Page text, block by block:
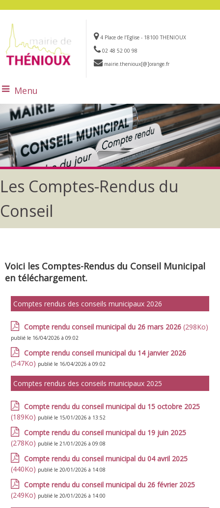
4 Place de l’Eglise - 18100 THENIOUX
02 48 52 00 98
mairie.thenioux[@]orange.fr
Menu
Les Comptes-Rendus du
Conseil
Voici les Comptes-Rendus du Conseil Municipal
en téléchargement.
Comptes rendus des conseils municipaux 2026
Compte rendu conseil municipal du 26 mars 2026 (298Ko)
publié le 16/04/2026 à 09:02
Compte rendu conseil municipal du 14 janvier 2026
(547Ko) publié le 16/04/2026 à 09:02
Comptes rendus des conseils municipaux 2025
Compte rendu du conseil municipal du 15 octobre 2025
(189Ko) publié le 15/01/2026 à 13:52
Compte rendu du conseil municipal du 19 juin 2025
(278Ko) publié le 21/01/2026 à 09:08
Compte rendu du conseil municipal du 04 avril 2025
(440Ko) publié le 20/01/2026 à 14:08
Compte rendu du conseil municipal du 26 février 2025
(249Ko) publié le 20/01/2026 à 14:00